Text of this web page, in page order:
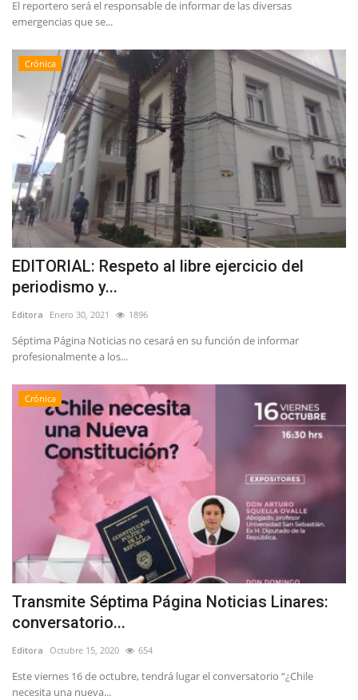
El reportero será el responsable de informar de las diversas
emergencias que se...
Crónica
EDITORIAL: Respeto al libre ejercicio del
periodismo y...
Editora Enero 30, 2021 1896
Séptima Página Noticias no cesará en su función de informar
profesionalmente a los...
Crónica
Transmite Séptima Página Noticias Linares:
conversatorio...
Editora Octubre 15, 2020 654
Este viernes 16 de octubre, tendrá lugar el conversatorio “¿Chile
necesita una nueva...